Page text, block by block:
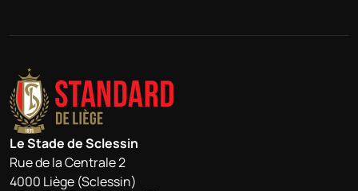
Le Stade de Sclessin
Rue de la Centrale 2
4000 Liège (Sclessin)